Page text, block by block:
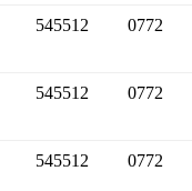
545512 0772
545512 0772
545512 0772